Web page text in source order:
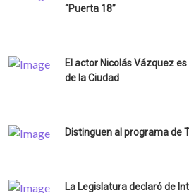
“Puerta 18”
El actor Nicolás Vázquez
de la Ciudad
Distinguen al programa de
La Legislatura declaró de